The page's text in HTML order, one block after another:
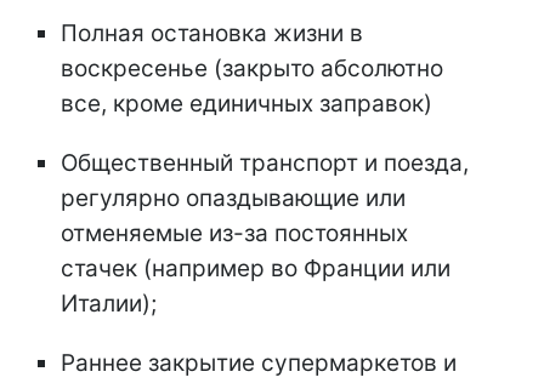
Полная остановка жизни в
воскресенье (закрыто абсолютно
все, кроме единичных заправок)
Общественный транспорт и поезда,
регулярно опаздывающие или
отменяемые из-за постоянных
стачек (например во Франции или
Италии);
Раннее закрытие супермаркетов и